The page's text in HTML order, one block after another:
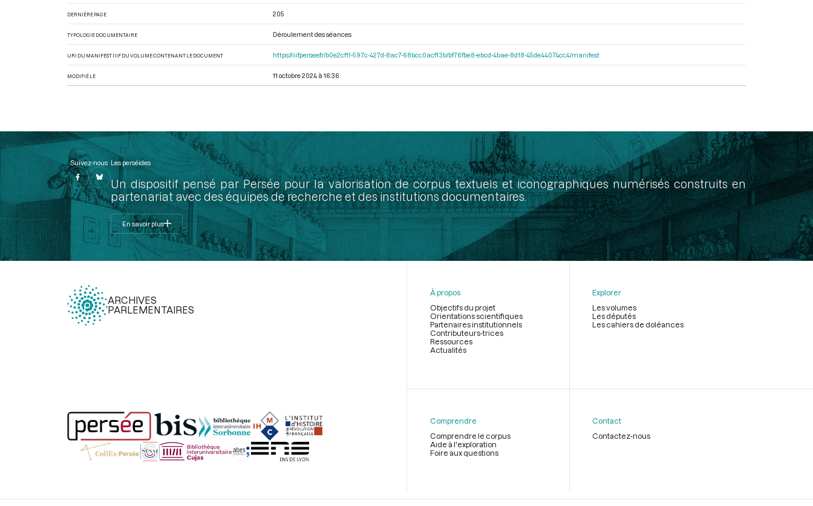
DERNIÈRE PAGE 205
TYPOLOGIE DOCUMENTAIRE Déroulement des séances
URI DU MANIFEST IIIF DU VOLUME CONTENANT LE DOCUMENT https://iiif.persee.fr/b0e2cf11-597c-427d-8ac7-68bcc0acf13b/bf76fbe8-ebcd-4bae-8d18-45de44074cc4/manifest
MODIFIÉ LE 11 octobre 2024 à 16:36
Suivez-nous Les perséides
Un dispositif pensé par Persée pour la valorisation de corpus textuels et iconographiques numérisés construits en
partenariat avec des équipes de recherche et des institutions documentaires.
En savoir plus
ARCHIVES
PARLEMENTAIRES
page
À propos
Objectifs du projet
Orientations scientifiques
Partenaires institutionnels
Contributeurs-trices
Ressources
Actualités
Explorer
Les volumes
Les députés
Les cahiers de doléances
Comprendre
Comprendre le corpus
Aide à l'exploration
Foire aux questions
Contact
Contactez-nous
Légal